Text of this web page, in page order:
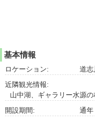
基本情報
ロケーション:
道志
近隣観光情報:
山中湖、ギャラリー水源
開設期間:
通年